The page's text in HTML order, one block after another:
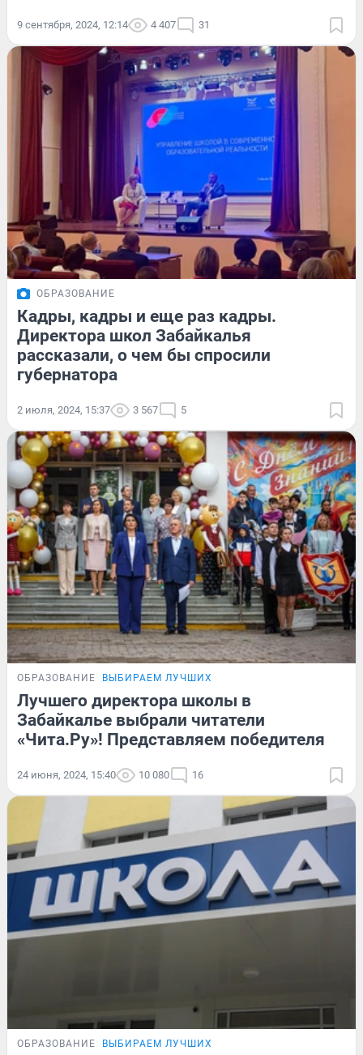
9 сентября, 2024, 12:14 4 407 31
ОБРАЗОВАНИЕ
Кадры, кадры и еще раз кадры.
Директора школ Забайкалья
рассказали, о чем бы спросили
губернатора
2 июля, 2024, 15:37 3 567 5
ОБРАЗОВАНИЕ ВЫБИРАЕМ ЛУЧШИХ
Лучшего директора школы в
Забайкалье выбрали читатели
«Чита.Ру»! Представляем победителя
24 июня, 2024, 15:40 10 080 16
ОБРАЗОВАНИЕ ВЫБИРАЕМ ЛУЧШИХ